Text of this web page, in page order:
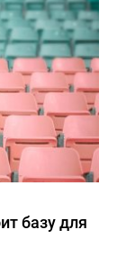
базу для